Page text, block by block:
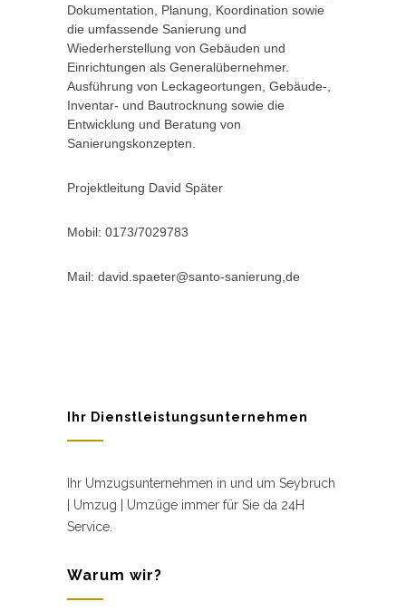
Dokumentation, Planung, Koordination sowie
die umfassende Sanierung und
Wiederherstellung von Gebäuden und
Einrichtungen als Generalübernehmer.
Ausführung von Leckageortungen, Gebäude-,
Inventar- und Bautrocknung sowie die
Entwicklung und Beratung von
Sanierungskonzepten.
Projektleitung David Später
Mobil: 0173/7029783
Mail: david.spaeter@santo-sanierung,de
Ihr Dienstleistungsunternehmen
Ihr Umzugsunternehmen in und um Seybruch
| Umzug | Umzüge immer für Sie da 24H
Service.
Warum wir?